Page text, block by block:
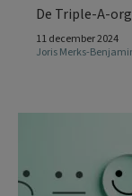
De Triple-A-
11 december 2024
Joris Merks-